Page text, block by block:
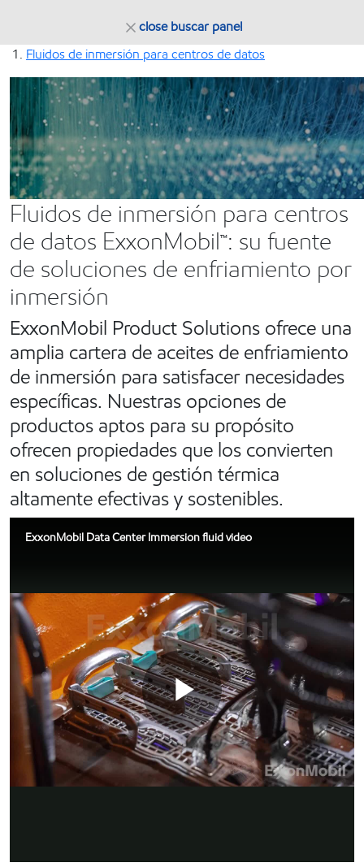
close buscar panel
Fluidos de inmersión para centros de datos
Fluidos de inmersión para centros
de datos ExxonMobil™: su fuente
de soluciones de enfriamiento por
inmersión
ExxonMobil Product Solutions ofrece una
amplia cartera de aceites de enfriamiento
de inmersión para satisfacer necesidades
específicas. Nuestras opciones de
productos aptos para su propósito
ofrecen propiedades que los convierten
en soluciones de gestión térmica
altamente efectivas y sostenibles.
ExxonMobil Data Center Immersion fluid video
Play
¿Por qué ExxonMobil?
Selección de fluidos flexible y de alto rendimiento
Suministro global y experiencia técnica de guante blanco